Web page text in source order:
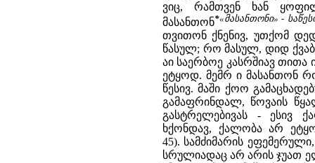
ვიც, რამთვენ ხან
მასანთონ*«მასანთონი» -
თვითონ ქნენივ, უთქომ
წასულ; რო მასულ, დიდ
აი საერბოე კასრშიავ თითა
ეტყოდ. მემრ ი მასანთონ
წესივ. მაში ქოო
გამაფრინდალ, წოვაის
გასტრელებივას - ესივ
ხქონდავ, ქალობა არ
45). სამძიმარის
სრულიადაც არ არის ჯუათ